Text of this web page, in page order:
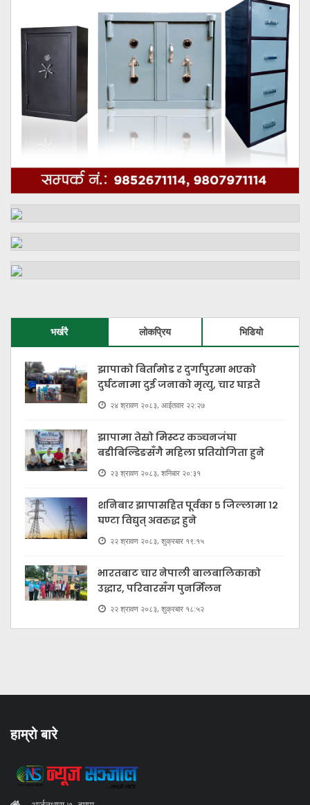
भर्खरै लोकप्रिय भिडियो
झापाको बिर्तामोड र दुर्गापुरमा भएको
दुर्घटनामा दुई जनाको मृत्यु, चार घाइते
२४ श्रावण २०८३, आईतवार २२:२७
झापामा तेस्रो मिस्टर कञ्चनजंघा
बडीबिल्डिङसँगै महिला प्रतियोगिता हुने
२३ श्रावण २०८३, शनिबार २०:३१
शनिबार झापासहित पूर्वका ५ जिल्लामा १२
घण्टा विद्युत् अवरुद्ध हुने
२२ श्रावण २०८३, शुक्रबार १९:१५
भारतबाट चार नेपाली बालबालिकाको
उद्धार, परिवारसँग पुनर्मिलन
२२ श्रावण २०८३, शुक्रबार १८:५२
हाम्रो बारे